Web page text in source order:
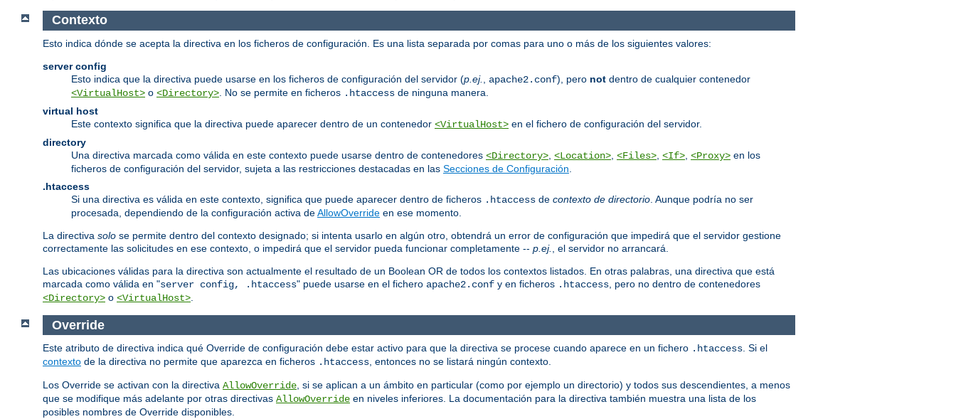
Contexto
Esto indica dónde se acepta la directiva en los ficheros de configuración. Es una lista separada por comas para uno o más de los siguientes valores:
server config
Esto indica que la directiva puede usarse en los ficheros de configuración del servidor (p.ej. apache2.conf), pero not dentro de cualquier contenedor
<VirtualHost> o <Directory> . No se permite en ficheros .htaccess de ninguna manera.
virtual host
Este contexto significa que la directiva puede aparecer dentro de un contenedor <VirtualHost> en el fichero de configuración del servidor.
directory
Una directiva marcada como válida en este contexto puede usarse dentro de contenedores <Directory> <Location> <Files> <If> <Proxy> en los
ficheros de configuración del servidor, sujeta a las restricciones destacadas en las Secciones de Configuración
.htaccess
Si una directiva es válida en este contexto, significa que puede aparecer dentro de ficheros .htaccess de contexto de directorio . Aunque podría no ser
procesada, dependiendo de la configuración activa deAllowOverride en ese momento.
La directiva solo se permite dentro del contexto designado; si intenta usarlo en algún otro, obtendrá un error de configuración que impedirá que el servidor gestione
correctamente las solicitudes en ese contexto, o impedirá que el servidor pueda funcionar completamente -- p.ej.
, el servidor no arrancará.
Las ubicaciones válidas para la directiva son actualmente el resultado de un Boolean OR de todos los contextos listados. En otras palabras, una directiva que está
marcada como válida en "server config, .htaccess" puede usarse en el fichero apache2.conf y en ficheros .htaccess , pero no dentro de contenedores
<Directory> o <VirtualHost>
Override
Este atributo de directiva indica qué Override de configuración debe estar activo para que la directiva se procese cuando aparece en un fichero .htaccess. Si el
contexto de la directiva no permite que aparezca en ficheros .htaccess, entonces no se listará ningún contexto.
Los Override se activan con la directiva AllowOverride, si se aplican a un ámbito en particular (como por ejemplo un directorio) y todos sus descendientes, a menos
que se modifique más adelante por otras directivas AllowOverride en niveles inferiores. La documentación para la directiva también muestra una lista de los
posibles nombres de Override disponibles.